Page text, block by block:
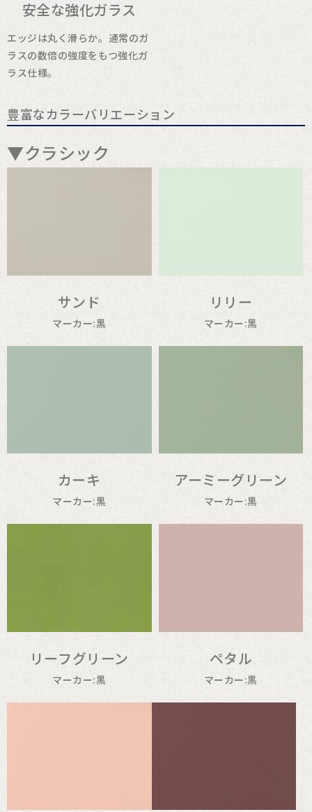
安全な強化ガラス
エッジは丸く滑らか。通常のガ
ラスの数倍の強度をもつ強化ガ
ラス仕様。
豊富なカラーバリエーション
▼クラシック
サンド
マーカー:黒
リリー
マーカー:黒
カーキ
マーカー:黒
アーミーグリーン
マーカー:黒
リーフグリーン
マーカー:黒
ペタル
マーカー:黒